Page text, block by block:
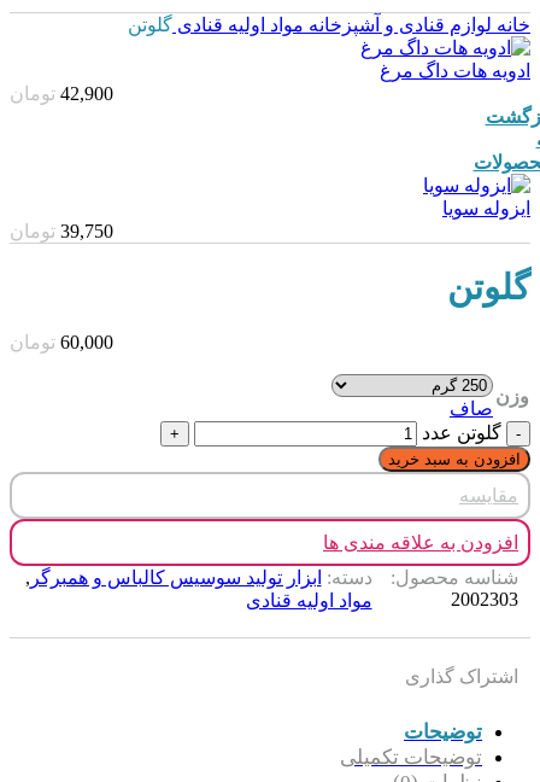
خانه لوازم قنادی و آشپزخانه مواد اولیه قنادی گلوتن
ادویه هات داگ مرغ
42,900 تومان
ایزوله سویا
39,750 تومان
گلوتن
60,000 تومان
وزن
صاف
گلوتن عدد
افزودن به سبد خرید
مقایسه
افزودن به علاقه مندی ها
شناسه محصول:
2002303
دسته: ابزار تولید سوسیس کالباس و همبرگر ,
مواد اولیه قنادی
اشتراک گذاری
توضیحات
توضیحات تکمیلی